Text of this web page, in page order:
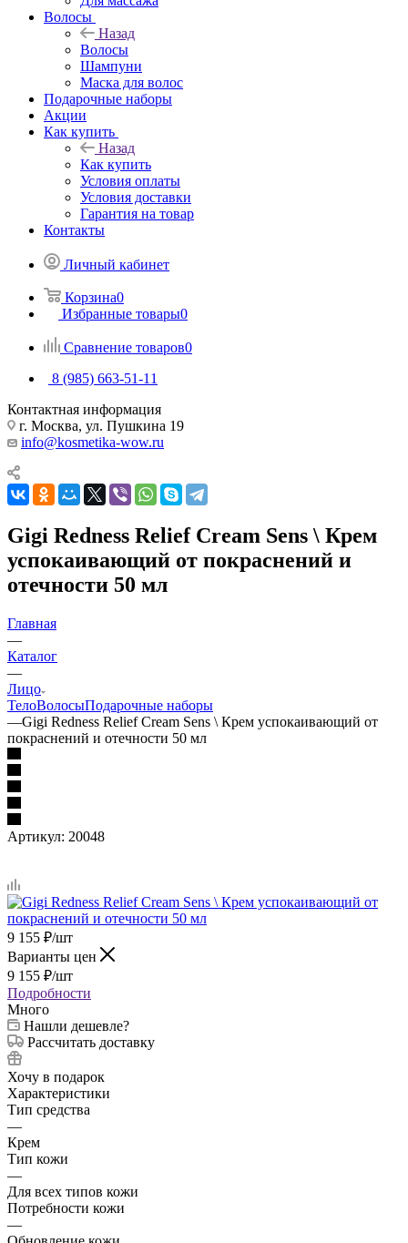
Волосы
Назад
Волосы
Шампуни
Маска для волос
Подарочные наборы
Акции
Как купить
Назад
Как купить
Условия оплаты
Условия доставки
Гарантия на товар
Контакты
Личный кабинет
Корзина0
Избранные товары0
Сравнение товаров0
8 (985) 663-51-11
Контактная информация
г. Москва, ул. Пушкина 19
info@kosmetika-wow.ru
Gigi Redness Relief Cream Sens \ Крем
успокаивающий от покраснений и
отечности 50 мл
Главная
—
Каталог
—
Лицо
ТелоВолосыПодарочные наборы
—Gigi Redness Relief Cream Sens \ Крем успокаивающий от
покраснений и отечности 50 мл
Артикул: 20048
9 155 ₽/шт
Варианты цен
9 155 ₽/шт
Подробности
Много
Нашли дешевле?
Рассчитать доставку
Хочу в подарок
Характеристики
Тип средства
—
Крем
Тип кожи
—
Для всех типов кожи
Потребности кожи
—